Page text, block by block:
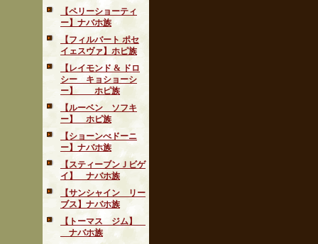
【ペリーショーティ
ー】ナバホ族
【フィルバート ポセ
イェスヴァ】ホピ族
【レイモンド & ドロ
シー キョショーシ
ー】 ホピ族
【ルーベン ソフキ
ー】 ホピ族
【ショーンべドーニ
ー】ナバホ族
【スティーブンＪビゲ
イ】 ナバホ族
【サンシャイン リー
ブス】ナバホ族
【トーマス ジム】
ナバホ族